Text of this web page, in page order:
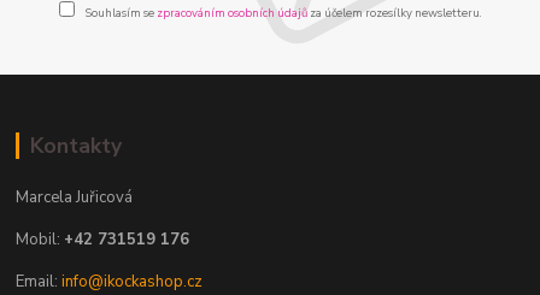
Souhlasím se zpracováním osobních údajůza účelem rozesílky newsletteru.
Kontakty
Marcela Juřicová
Mobil: +42 731519 176
Email:info@ikockashop.cz